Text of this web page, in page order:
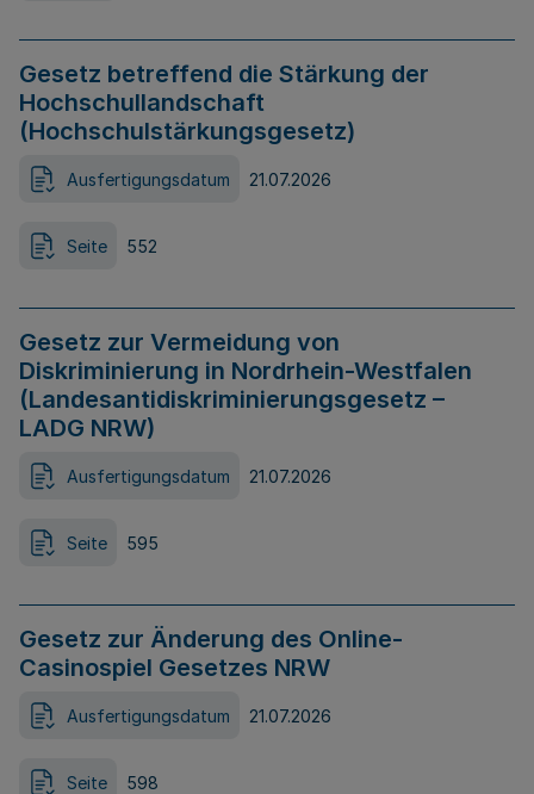
Gesetz betreffend die Stärkung der
Hochschullandschaft
(Hochschulstärkungsgesetz)
Ausfertigungsdatum 21.07.2026
Seite 552
Gesetz zur Vermeidung von
Diskriminierung in Nordrhein-Westfalen
(Landesantidiskriminierungsgesetz –
LADG NRW)
Ausfertigungsdatum 21.07.2026
Seite 595
Gesetz zur Änderung des Online-
Casinospiel Gesetzes NRW
Ausfertigungsdatum 21.07.2026
Seite 598